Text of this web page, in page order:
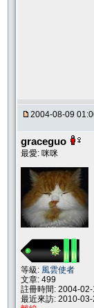
2004-08-09
graceguo
最愛: 咪咪
等級: 風雲使者
文章: 499
註冊時間: 2004-
最近來訪: 2010-03-